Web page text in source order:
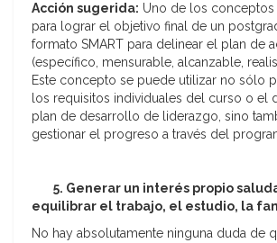
Acción sugerida: Uno de los
para lograr el objetivo final de un
formato SMART para delinear el plan de
(específico, mensurable, alcanzable,
Este concepto se puede utilizar no sólo
los requisitos individuales del curso o el
plan de desarrollo de liderazgo, sino
gestionar el progreso a través del
5. Generar un interés propio
equilibrar el trabajo, el estudio, la
No hay absolutamente ninguna duda de